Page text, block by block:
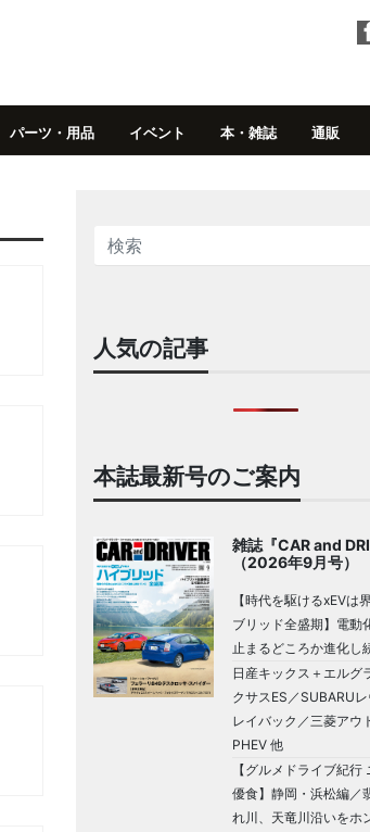
パーツ・用品 イベント 本・雑誌 通販
人気の記事
本誌最新号のご案内
雑誌『CAR and
（2026年9月号）
【時代を駆けるxEVは
ブリッド全盛期】電動
止まるどころか進化し
日産キックス＋エルグ
クサスES／SUBARUレ
レイバック／三菱アウ
PHEV 他
【グルメドライブ紀行
優食】静岡・浜松編／
れ川、天竜川沿いをホ